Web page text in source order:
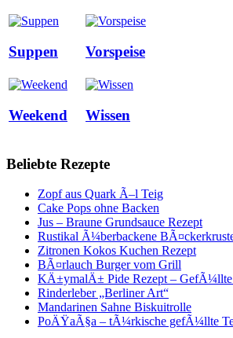
Suppen Vorspeise
Weekend Wissen
Beliebte Rezepte
Zopf aus Quark Ã–l Teig
Cake Pops ohne Backen
Jus – Braune Grundsauce Rezept
Rustikal Ã¼berbackene
Zitronen Kokos Kuchen Rezept
BÃ¤rlauch Burger vom Grill
KÄ±ymalÄ± Pide Rezept –
Rinderleber „Berliner Art“
Mandarinen Sahne Biskuitrolle
PoÄŸaÃ§a – tÃ¼rkische gefÃ¼llte